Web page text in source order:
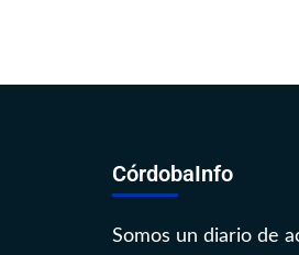
CórdobaInfo
Somos un diario de